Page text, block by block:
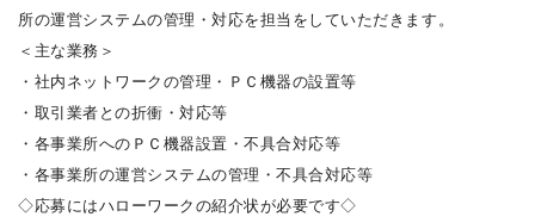
所の運営システムの管理・対応を担当をしていただきます。
＜主な業務＞
・社内ネットワークの管理・ＰＣ機器の設置等
・取引業者との折衝・対応等
・各事業所へのＰＣ機器設置・不具合対応等
・各事業所の運営システムの管理・不具合対応等
◇応募にはハローワークの紹介状が必要です◇